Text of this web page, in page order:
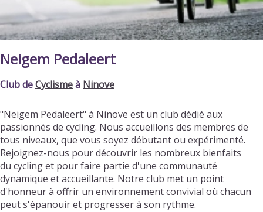
Neigem Pedaleert
Club deCyclismeà Ninove
"Neigem Pedaleert" à Ninove est un club dédié aux
passionnés de cycling. Nous accueillons des membres de
tous niveaux, que vous soyez débutant ou expérimenté.
Rejoignez-nous pour découvrir les nombreux bienfaits
du cycling et pour faire partie d'une communauté
dynamique et accueillante. Notre club met un point
d'honneur à offrir un environnement convivial où chacun
peut s'épanouir et progresser à son rythme.